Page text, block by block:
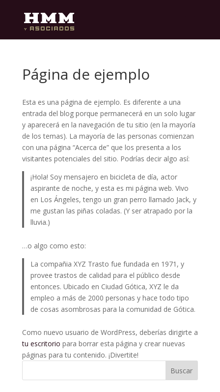
Página de ejemplo
Esta es una página de ejemplo. Es diferente a una
entrada del blog porque permanecerá en un solo lugar
y aparecerá en la navegación de tu sitio (en la mayoría
de los temas). La mayoría de las personas comienzan
con una página “Acerca de” que los presenta a los
visitantes potenciales del sitio. Podrías decir algo así:
¡Hola! Soy mensajero en bicicleta de día, actor
aspirante de noche, y esta es mi página web. Vivo
en Los Ángeles, tengo un gran perro llamado Jack, y
me gustan las piñas coladas. (Y ser atrapado por la
lluvia.)
…o algo como esto:
La compañia XYZ Trasto fue fundada en 1971, y
provee trastos de calidad para el público desde
entonces. Ubicado en Ciudad Gótica, XYZ le da
empleo a más de 2000 personas y hace todo tipo
de cosas asombrosas para la comunidad de Gótica.
Como nuevo usuario de WordPress, deberías dirigirte a
tu escritorio para borrar esta página y crear nuevas
páginas para tu contenido. ¡Divertite!
Buscar